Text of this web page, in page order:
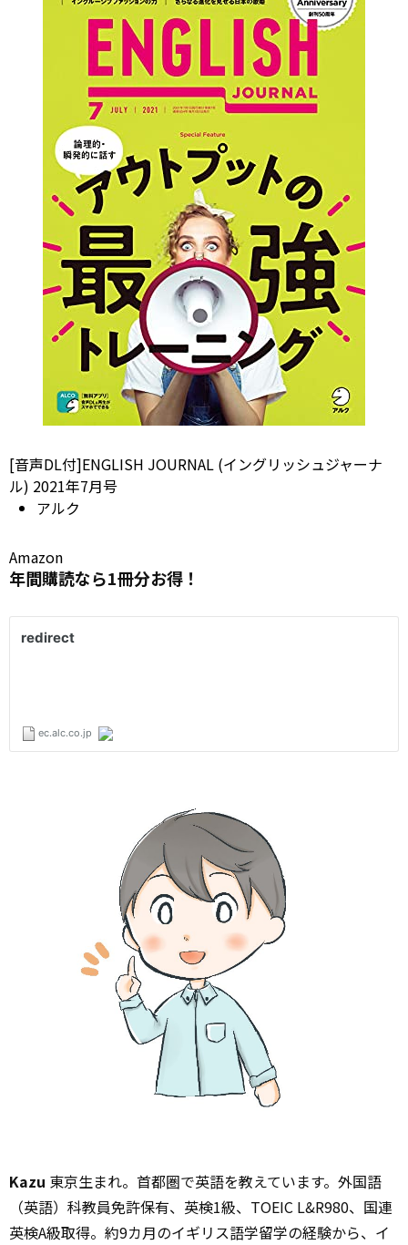
[音声DL付]ENGLISH JOURNAL (イングリッシュジャーナ
ル) 2021年7月号
アルク
Amazon
年間購読なら1冊分お得！
Kazu 東京生まれ。首都圏で英語を教えています。外国語
（英語）科教員免許保有、英検1級、TOEIC L&R980、国連
英検A級取得。約9カ月のイギリス語学留学の経験から、イ